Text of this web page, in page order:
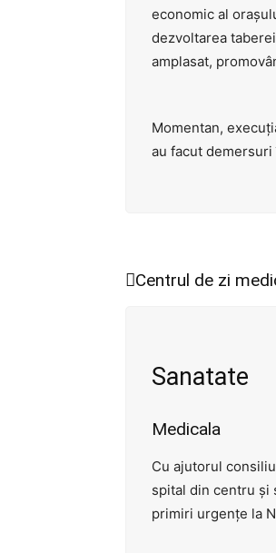
economic al
dezvoltarea
amplasat,
Momentan,
au facut
Centrul de zi
Sanatate
Medicala
Cu ajutorul
spital din centru și
primiri urgențe la